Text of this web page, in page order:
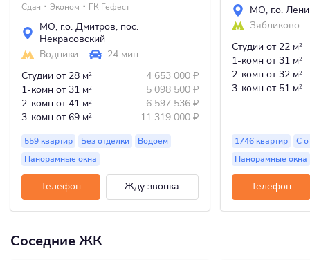
Сдан Эконом ГК Гефест
МО, г.о. Дмитров, пос.
Некрасовский
Водники
24 мин
Студии от 28 м2 4 653 000 ₽
1-комн от 31 м2 5 098 500 ₽
2-комн от 41 м2 6 597 536 ₽
3-комн от 69 м2 11 319 000 ₽
559 квартир Без отделки
Водоем
Панорамные окна
Телефон Жду звонка
МО, г.о.
Зябликово
Студии от 22 м2
1-комн от 31 м2
2-комн от 32 м2
3-комн от 51 м2
1746 квартир
С
Панорамные окна
Телефон
Соседние ЖК